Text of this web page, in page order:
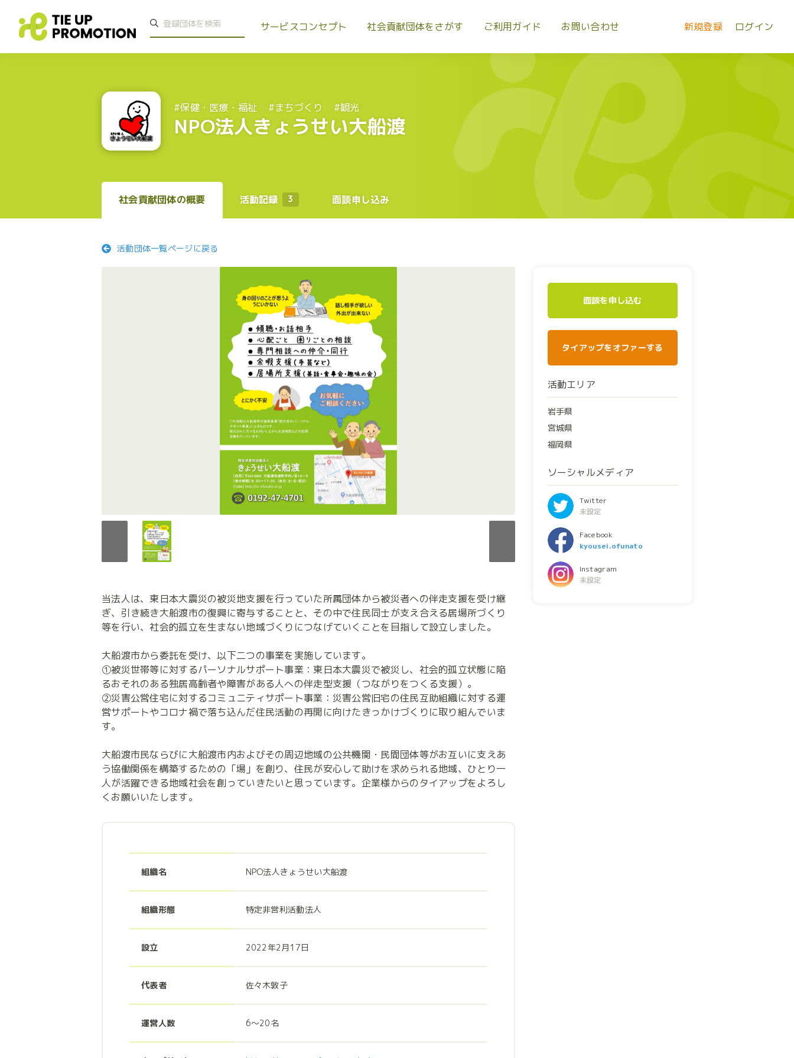
サービスコンセプト 社会貢献団体をさがす ご利用ガイド お問い合わせ 新規登録 ログイン
#保健・医療・福祉 #まちづくり #観光
NPO法人きょうせい大船渡
社会貢献団体の概要 活動記録 3 面談申し込み
活動団体一覧ページに戻る
当法人は、東日本大震災の被災地支援を行っていた所属団体から被災者への伴走支援を受け継
ぎ、引き続き大船渡市の復興に寄与することと、その中で住民同士が支え合える居場所づくり
等を行い、社会的孤立を生まない地域づくりにつなげていくことを目指して設立しました。
大船渡市から委託を受け、以下二つの事業を実施しています。
①被災世帯等に対するパーソナルサポート事業：東日本大震災で被災し、社会的孤立状態に陥
るおそれのある独居高齢者や障害がある人への伴走型支援（つながりをつくる支援）。
②災害公営住宅に対するコミュニティサポート事業：災害公営旧宅の住民互助組織に対する運
営サポートやコロナ禍で落ち込んだ住民活動の再開に向けたきっかけづくりに取り組んでいま
す。
大船渡市民ならびに大船渡市内およびその周辺地域の公共機関・民間団体等がお互いに支えあ
う協働関係を構築するための「場」を創り、住民が安心して助けを求められる地域、ひとり一
人が活躍できる地域社会を創っていきたいと思っています。企業様からのタイアップをよろし
くお願いいたします。
組織名 NPO法人きょうせい大船渡
組織形態 特定非営利活動法人
設立 2022年2月17日
代表者 佐々木敦子
運営人数 6〜20名
面談を申し込む
タイアップをオファーする
活動エリア
岩手県
宮城県
福岡県
ソーシャルメディア
Twitter
未設定
Facebook
kyousei.ofunato
Instagram
未設定